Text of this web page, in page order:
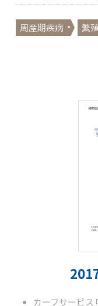
周産期疾病 繁殖
カーフサービス